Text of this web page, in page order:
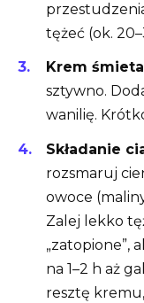
tężeć (ok.
Krem
sztywno.
wanilię.
Składanie
rozsmaruj
owoce
Zalej lekko
„zatopione”,
na 1–2 h aż
resztę